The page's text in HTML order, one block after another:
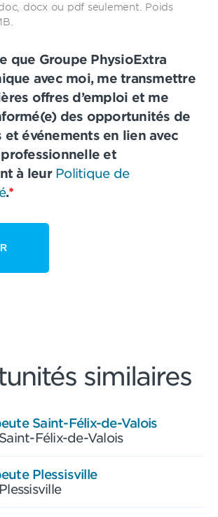
docx ou pdf seulement. Poids
que Groupe PhysioExtra
avec moi, me transmettre
offres d’emploi et me
des opportunités de
et événements en lien avec
et
à leur Politique de
.*
similaires
Saint-Félix-de-Valois
Félix-de-Valois
Plessisville